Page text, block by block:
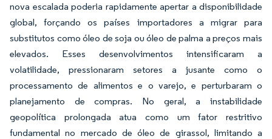
nova escalada poderia rapidamente apertar a disponibilidade
global, forçando os países importadores a migrar para
substitutos como óleo de soja ou óleo de palma a preços mais
elevados. Esses desenvolvimentos intensificaram a
volatilidade, pressionaram setores a jusante como o
processamento de alimentos e o varejo, e perturbaram o
planejamento de compras. No geral, a instabilidade
geopolítica prolongada atua como um fator restritivo
fundamental no mercado de óleo de girassol, limitando a